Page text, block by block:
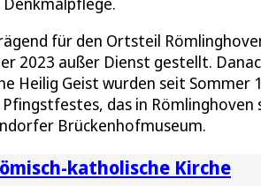
für den Ortsteil
2023 außer Dienst gestellt.
Heilig Geist wurden seit
das in
Brückenhofmuseum.
katholische Kirche